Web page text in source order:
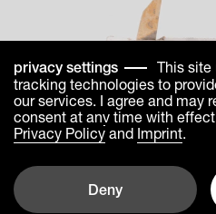
privacy settings
This site
tracking technologies to
our services. I agree and may
consent at any time with
Privacy Policy and Imprint
Deny